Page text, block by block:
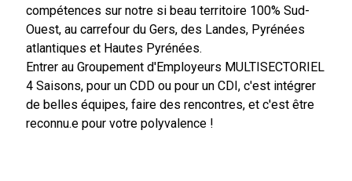
compétences sur notre si beau territoire 100% Sud-
Ouest, au carrefour du Gers, des Landes, Pyrénées
atlantiques et Hautes Pyrénées.
Entrer au Groupement d'Employeurs MULTISECTORIEL
4 Saisons, pour un CDD ou pour un CDI, c'est intégrer
de belles équipes, faire des rencontres, et c'est être
reconnu.e pour votre polyvalence !